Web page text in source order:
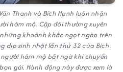
Thanh và Bích Hạnh luôn nhận
hâm mộ. Cặp đôi thường xuyên
khoảnh khắc ngọt ngào trên
dịp sinh nhật lần thứ 32 của Bích
hâm mộ bất ngờ khi chuyển
gái. Hành động này được xem là